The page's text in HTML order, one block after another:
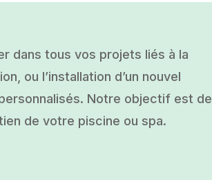
dans tous vos projets liés à la
ou l’installation d’un nouvel
Notre objectif est de
de votre piscine ou spa.